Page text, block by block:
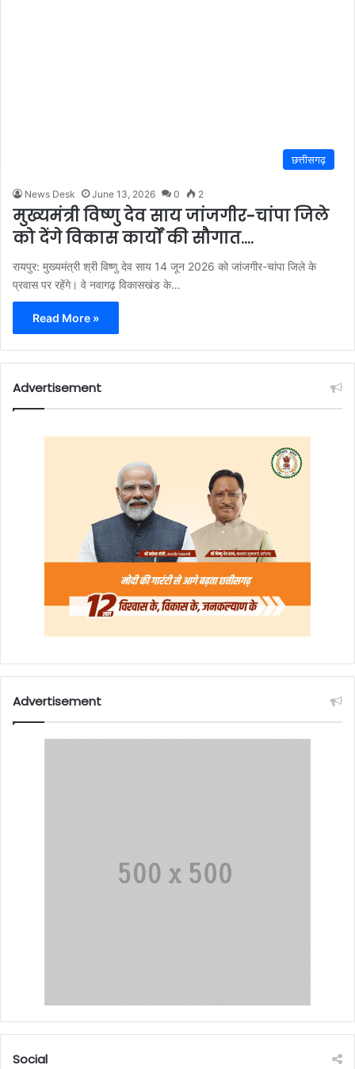
छत्तीसगढ़
News Desk June 13, 2026 0 2
मुख्यमंत्री विष्णु देव साय जांजगीर-चांपा जिले
को देंगे विकास कार्यों की सौगात….
रायपुर: मुख्यमंत्री श्री विष्णु देव साय 14 जून 2026 को जांजगीर-चांपा जिले के
प्रवास पर रहेंगे। वे नवागढ़ विकासखंड के…
Read More »
Advertisement
Advertisement
Social